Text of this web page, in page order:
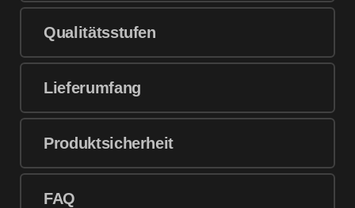
Qualitätsstufen
Lieferumfang
Produktsicherheit
FAQ